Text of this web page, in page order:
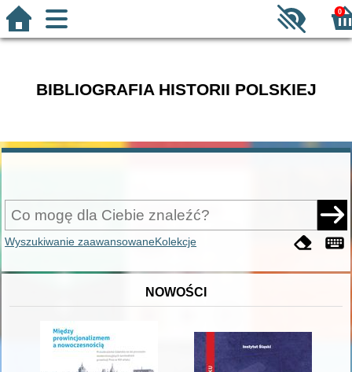
0
BIBLIOGRAFIA HISTORII POLSKIEJ
Wyszukiwanie zaawansowaneKolekcje
NOWOŚCI